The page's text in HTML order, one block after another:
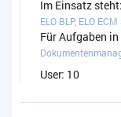
Im Einsatz steht:
ELO BLP, ELO
Für Aufgaben
User: 10